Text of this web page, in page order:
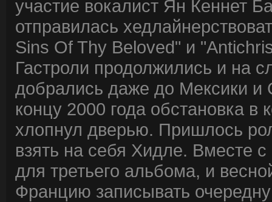
участие вокалист Ян Кеннет
отправилась
Sins Of Thy Beloved" и
Гастроли продолжились и на
добрались даже до Мексики
концу 2000 года обстановка в
хлопнул дверью. Пришлось
взять на себя Хидле. Вместе
для третьего альбома, и
Францию записывать